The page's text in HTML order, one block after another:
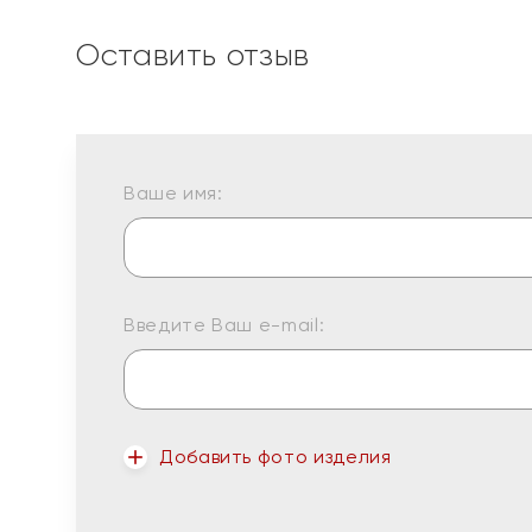
Оставить отзыв
Ваше имя:
Введите Ваш e-mail:
Добавить фото изделия